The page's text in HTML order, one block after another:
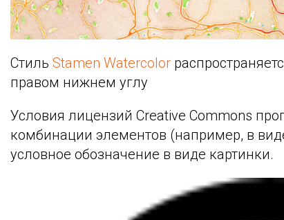
Cтиль Stamen Watercolor
правом нижнем углу
Условия лицензий Creative Commons
комбинации элементов (например, в
условное обозначение в виде картинки.